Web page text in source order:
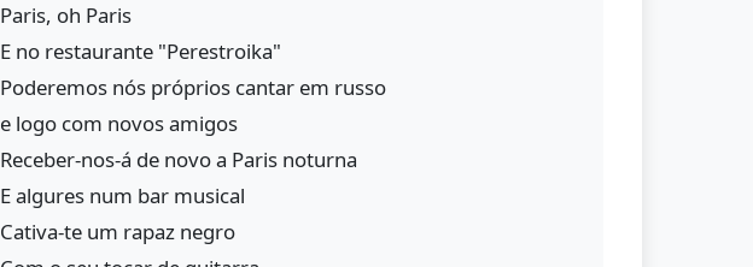
Paris, oh Paris
E no restaurante "Perestroika"
Poderemos nós próprios cantar em russo
e logo com novos amigos
Receber-nos-á de novo a Paris noturna
E algures num bar musical
Cativa-te um rapaz negro